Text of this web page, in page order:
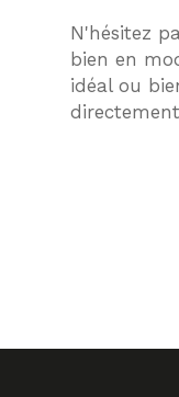
N'hésitez
bien en
idéal ou